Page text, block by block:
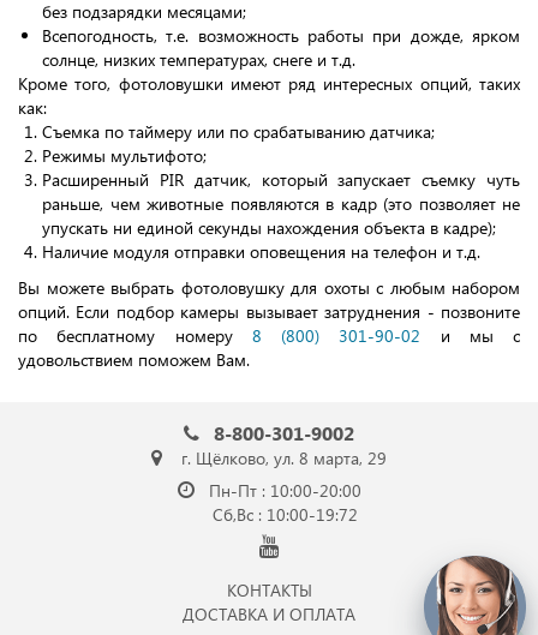
без подзарядки месяцами;
Всепогодность, т.е. возможность работы при дожде, ярком
солнце, низких температурах, снеге и т.д.
Кроме того, фотоловушки имеют ряд интересных опций, таких
как:
Съемка по таймеру или по срабатыванию датчика;
Режимы мультифото;
Расширенный PIR датчик, который запускает съемку чуть
раньше, чем животные появляются в кадр (это позволяет не
упускать ни единой секунды нахождения объекта в кадре);
Наличие модуля отправки оповещения на телефон и т.д.
Вы можете выбрать фотоловушку для охоты с любым набором
опций. Если подбор камеры вызывает затруднения - позвоните
по бесплатному номеру 8 (800) 301-90-02 и мы с
удовольствием поможем Вам.
8-800-301-9002
г. Щёлково, ул. 8 марта, 29
Пн-Пт : 10:00-20:00
Сб,Вс : 10:00-19:72
КОНТАКТЫ
ДОСТАВКА И ОПЛАТА